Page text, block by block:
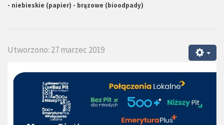
- niebieskie (papier) - brązowe (bioodpady)
Utworzono: 27 marzec 2019